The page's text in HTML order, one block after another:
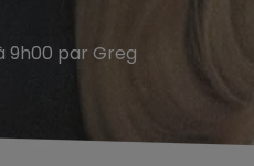
9h00 par Greg